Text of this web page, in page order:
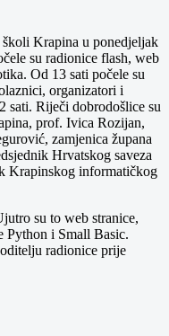
Krapina u ponedjeljak
su radionice flash, web
Od 13 sati počele su
organizatori i
sati. Riječi dobrodošlice su
prof. Ivica Rozijan,
zamjenica župana
Hrvatskog saveza
Krapinskog informatičkog
su to web stranice,
Python i Small Basic.
radionice prije